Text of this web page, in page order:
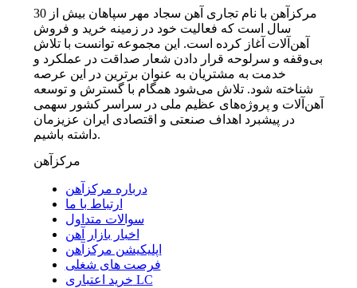
مرکزآهن با نام تجاری آهن سجاد مهر سپاهان بیش از 30
سال است که فعالیت خود در زمینه خرید و فروش
آهن‌آلات آغاز کرده است. این مجموعه توانست با تلاش
بی‌وقفه و سرلوحه قرار دادن شعار صداقت در عملکرد و
خدمت به مشتریان به عنوان برترین در این عرصه
شناخته شود. تلاش می‌شود همگام با گسترش و توسعه
آهن‌آلات و پروژه‌های عظیم ملی در سراسر کشور سهمی
در پیشبرد اهداف صنعتی و اقتصادی ایران عزیزمان
داشته باشیم.
مرکزآهن
درباره مرکزآهن
ارتباط با ما
سوالات متداول
اخبار بازار آهن
اپلیکیشن مرکزآهن
فرصت های شغلی
خرید اعتباری LC